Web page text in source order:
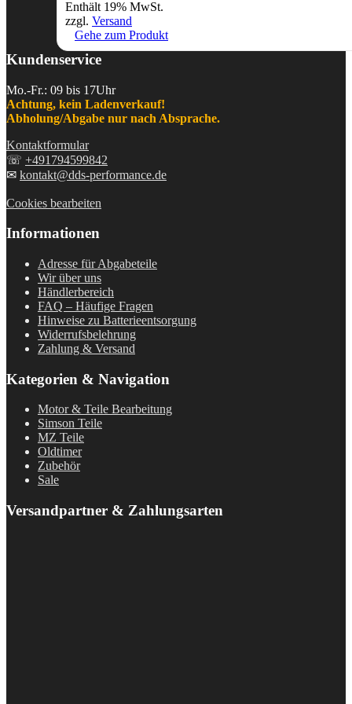
Enthält 19% MwSt.
zzgl. Versand
Gehe zum Produkt
Kundenservice
Mo.-Fr.: 09 bis 17Uhr
Achtung, kein Ladenverkauf!
Abholung/Abgabe nur nach Absprache.
Kontaktformular
☏ +491794599842
✉ kontakt@dds-performance.de
Cookies bearbeiten
Informationen
Adresse für Abgabeteile
Wir über uns
Händlerbereich
FAQ – Häufige Fragen
Hinweise zu Batterieentsorgung
Widerrufsbelehrung
Zahlung & Versand
Kategorien & Navigation
Motor & Teile Bearbeitung
Simson Teile
MZ Teile
Oldtimer
Zubehör
Sale
Versandpartner & Zahlungsarten